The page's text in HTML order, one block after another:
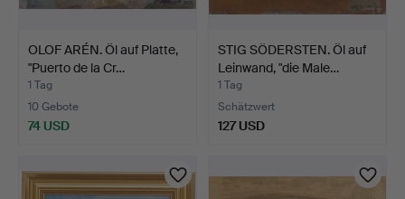
OLOF ARÉN. Öl auf Platte,
"Puerto de la Cr…
1 Tag
10 Gebote
74 USD
STIG SÖDERSTEN. Öl auf
Leinwand, "die Male…
1 Tag
Schätzwert
127 USD